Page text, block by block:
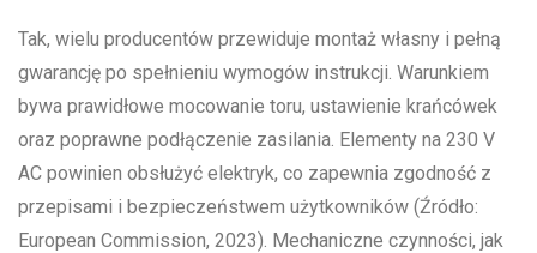
Tak, wielu producentów przewiduje montaż własny i pełną
gwarancję po spełnieniu wymogów instrukcji. Warunkiem
bywa prawidłowe mocowanie toru, ustawienie krańcówek
oraz poprawne podłączenie zasilania. Elementy na 230 V
AC powinien obsłużyć elektryk, co zapewnia zgodność z
przepisami i bezpieczeństwem użytkowników (Źródło:
European Commission, 2023). Mechaniczne czynności, jak